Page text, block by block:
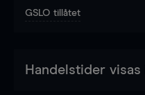
GSLO tillåtet
Handelstider